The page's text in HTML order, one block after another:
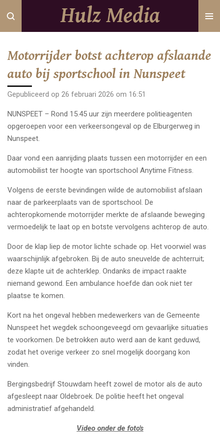
Ga
direct
hoofdinhoud
Hulz Media
Motorrijder botst achterop afslaande
auto bij sportschool in Nunspeet
Gepubliceerd op 26 februari 2026 om 16:51
NUNSPEET – Rond 15.45 uur zijn meerdere politieagenten
opgeroepen voor een verkeersongeval op de Elburgerweg in
Nunspeet.
Daar vond een aanrijding plaats tussen een motorrijder en een
automobilist ter hoogte van sportschool Anytime Fitness.
Volgens de eerste bevindingen wilde de automobilist afslaan
naar de parkeerplaats van de sportschool. De
achteropkomende motorrijder merkte de afslaande beweging
vermoedelijk te laat op en botste vervolgens achterop de auto.
Door de klap liep de motor lichte schade op. Het voorwiel was
waarschijnlijk afgebroken. Bij de auto sneuvelde de achterruit;
deze klapte uit de achterklep. Ondanks de impact raakte
niemand gewond. Een ambulance hoefde dan ook niet ter
plaatse te komen.
Kort na het ongeval hebben medewerkers van de Gemeente
Nunspeet het wegdek schoongeveegd om gevaarlijke situaties
te voorkomen. De betrokken auto werd aan de kant geduwd,
zodat het overige verkeer zo snel mogelijk doorgang kon
vinden.
Bergingsbedrijf Stouwdam heeft zowel de motor als de auto
afgesleept naar Oldebroek. De politie heeft het ongeval
administratief afgehandeld.
Video onder de foto's